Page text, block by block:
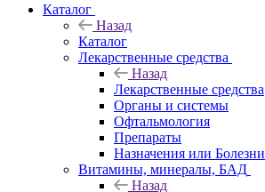
Каталог
Назад
Каталог
Лекарственные средства
Назад
Лекарственные средства
Органы и системы
Офтальмология
Препараты
Назначения или Болезни
Витамины, минералы, БАД
Назад